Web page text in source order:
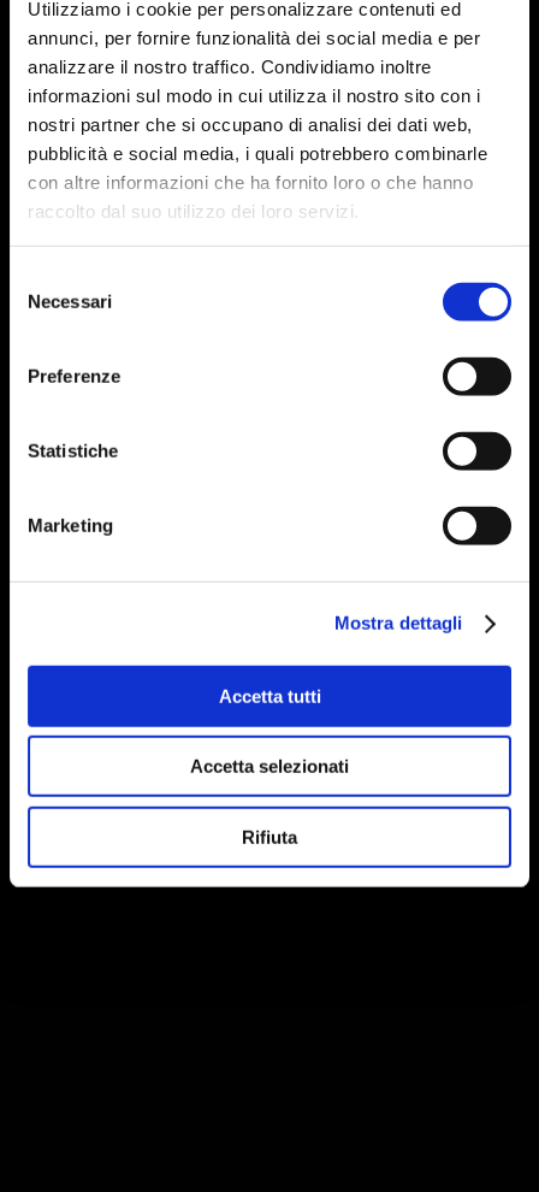
Utilizziamo i cookie per personalizzare contenuti ed
annunci, per fornire funzionalità dei social media e per
analizzare il nostro traffico. Condividiamo inoltre
informazioni sul modo in cui utilizza il nostro sito con i
nostri partner che si occupano di analisi dei dati web,
pubblicità e social media, i quali potrebbero combinarle
con altre informazioni che ha fornito loro o che hanno
raccolto dal suo utilizzo dei loro servizi.
delNecessari
Preferenze
Statistiche
Marketing
Mostra dettagli
Accetta tutti
Accetta selezionati
Rifiuta